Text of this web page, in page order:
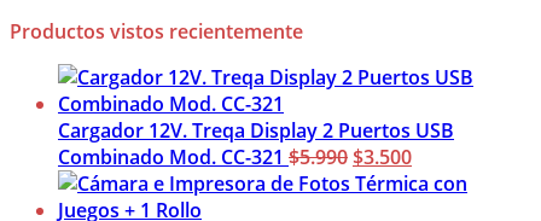
original
era:
$5.990.
es:
$3.900.
Productos vistos recientemente
Cargador 12V. Treqa Display 2 Puertos USB
Combinado Mod. CC-321 $5.990El
precio
$3.500El
precio